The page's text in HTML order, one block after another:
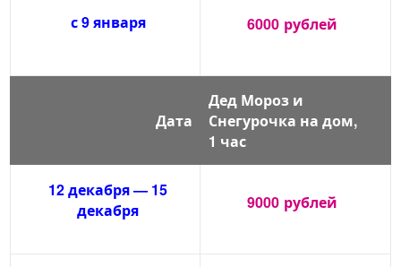
с 9 января 6000 рублей
Дата
Дед Мороз и
Снегурочка на дом,
1 час
12 декабря — 15
декабря
9000 рублей